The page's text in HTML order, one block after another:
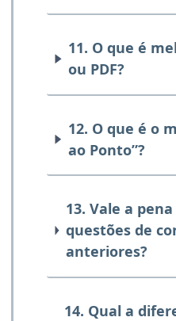
11. O que é
ou PDF?
12. O que é o
ao Ponto”?
13. Vale a
questões de
anteriores?
14. Qual a